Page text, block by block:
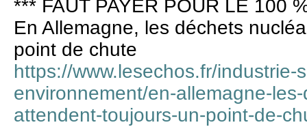
*** FAUT PAYER POUR LE 100
En Allemagne, les déchets
point de chute
https://www.lesechos.fr/industrie-
environnement/en-allemagne-
attendent-toujours-un-point-de-